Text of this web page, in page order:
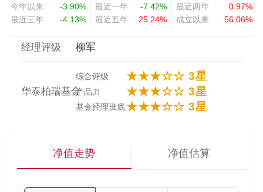
今年以来
-3.90% 最近一年 -7.42% 最近两年
0.97%
最近三年
-4.13% 最近五年 25.24% 成立以来 56.06%
经理评级 柳军
华泰柏瑞基金
综合评级 ★★★☆☆ 3星
产品力 ★★★☆☆ 3星
基金经理班底★★★☆☆ 3星
净值走势 净值估算